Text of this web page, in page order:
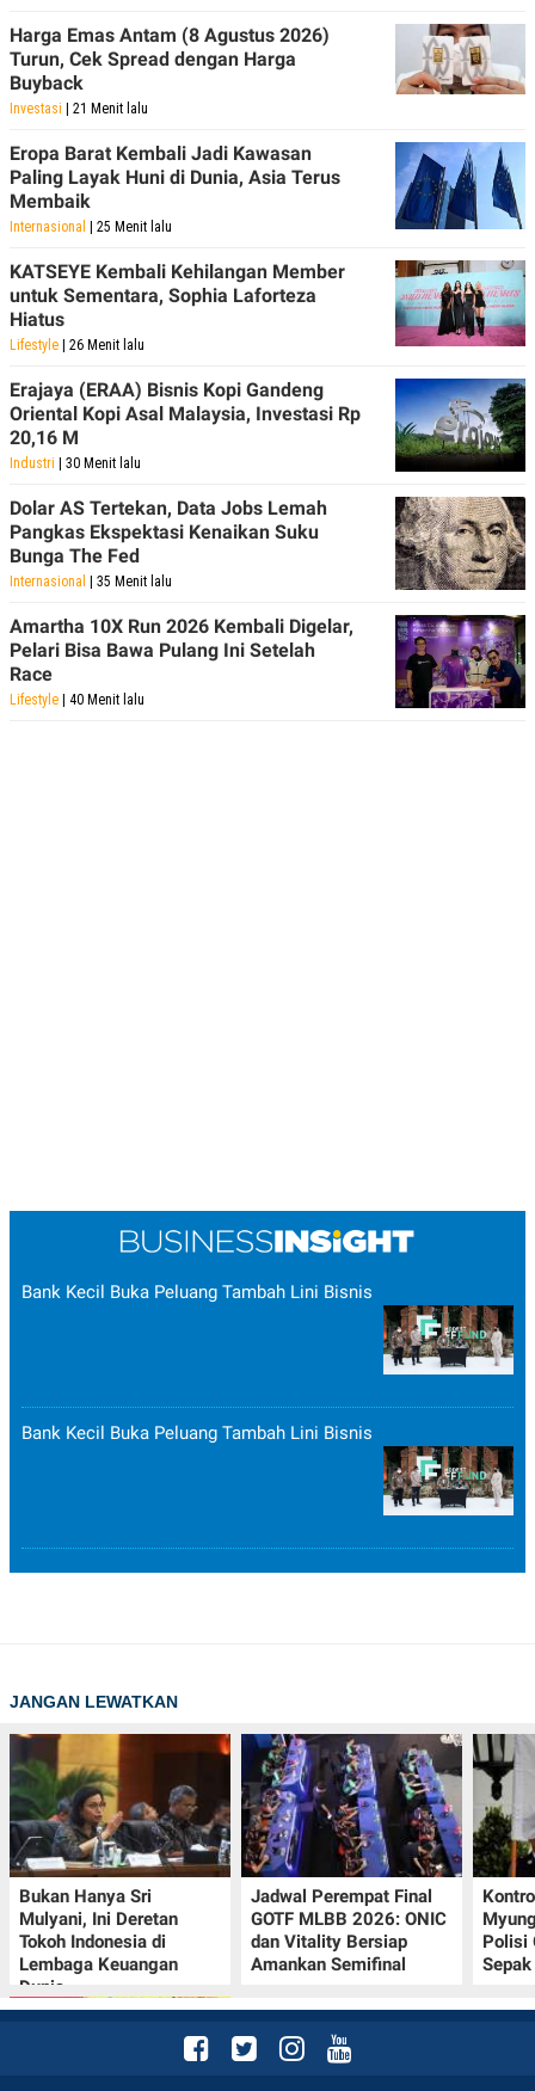
Harga Emas Antam (8 Agustus 2026)
Turun, Cek Spread dengan Harga
Buyback
Investasi | 21 Menit lalu
Eropa Barat Kembali Jadi Kawasan
Paling Layak Huni di Dunia, Asia Terus
Membaik
Internasional | 25 Menit lalu
KATSEYE Kembali Kehilangan Member
untuk Sementara, Sophia Laforteza
Hiatus
Lifestyle | 26 Menit lalu
Erajaya (ERAA) Bisnis Kopi Gandeng
Oriental Kopi Asal Malaysia, Investasi Rp
20,16 M
Industri | 30 Menit lalu
Dolar AS Tertekan, Data Jobs Lemah
Pangkas Ekspektasi Kenaikan Suku
Bunga The Fed
Internasional | 35 Menit lalu
Amartha 10X Run 2026 Kembali Digelar,
Pelari Bisa Bawa Pulang Ini Setelah
Race
Lifestyle | 40 Menit lalu
Bank Kecil Buka Peluang Tambah Lini Bisnis
Bank Kecil Buka Peluang Tambah Lini Bisnis
JANGAN LEWATKAN
Bukan Hanya Sri
Mulyani, Ini Deretan
Tokoh Indonesia di
Lembaga Keuangan
Dunia
Jadwal Perempat Final
GOTF MLBB 2026: ONIC
dan Vitality Bersiap
Amankan Semifinal
Polisi